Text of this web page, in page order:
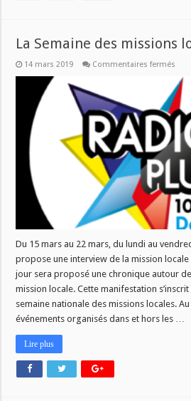
La Semaine des missions
14 mars 2019 Commentaires fermés
des
Du 15 mars au 22 mars, du lundi au
propose une interview de la mission
jour sera proposé une chronique autour
mission locale. Cette manifestation
semaine nationale des missions locales.
événements organisés dans et hors les …
Lire plus